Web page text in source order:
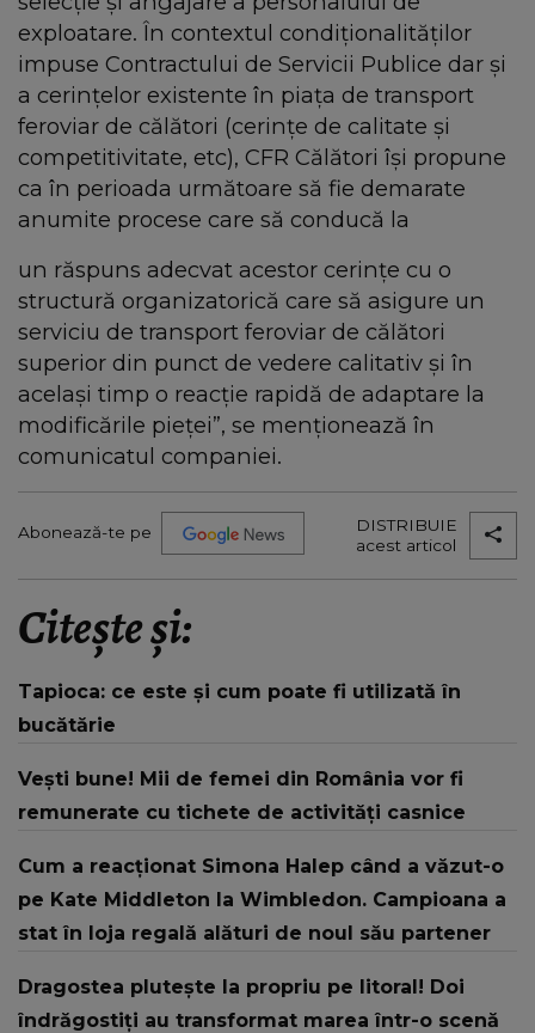
exploatare. În contextul condiționalităților
impuse Contractului de Servicii Publice dar și
a cerințelor existente în piața de transport
feroviar de călători (cerințe de calitate și
competitivitate, etc), CFR Călători își propune
ca în perioada următoare să fie demarate
anumite procese care să conducă la
un răspuns adecvat acestor cerințe cu o
structură organizatorică care să asigure un
serviciu de transport feroviar de călători
superior din punct de vedere calitativ și în
același timp o reacție rapidă de adaptare la
modificările pieței”, se menționează în
comunicatul companiei.
Abonează-te pe
DISTRIBUIE
acest articol
Citește și:
Tapioca: ce este și cum poate fi utilizată în
bucătărie
Vești bune! Mii de femei din România vor fi
remunerate cu tichete de activități casnice
Cum a reacționat Simona Halep când a văzut-o
pe Kate Middleton la Wimbledon. Campioana a
stat în loja regală alături de noul său partener
Dragostea plutește la propriu pe litoral! Doi
îndrăgostiți au transformat marea într-o scenă